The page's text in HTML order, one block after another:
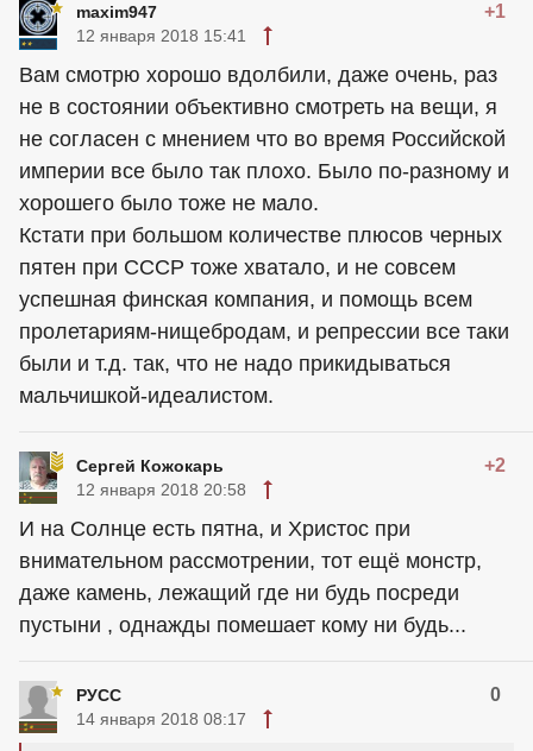
maxim947 +1
12 января 2018 15:41
Вам смотрю хорошо вдолбили, даже очень, раз
не в состоянии объективно смотреть на вещи, я
не согласен с мнением что во время Российской
империи все было так плохо. Было по-разному и
хорошего было тоже не мало.
Кстати при большом количестве плюсов черных
пятен при СССР тоже хватало, и не совсем
успешная финская компания, и помощь всем
пролетариям-нищебродам, и репрессии все таки
были и т.д. так, что не надо прикидываться
мальчишкой-идеалистом.
Сергей Кожокарь +2
12 января 2018 20:58
И на Солнце есть пятна, и Христос при
внимательном рассмотрении, тот ещё монстр,
даже камень, лежащий где ни будь посреди
пустыни , однажды помешает кому ни будь...
РУСС 0
14 января 2018 08:17